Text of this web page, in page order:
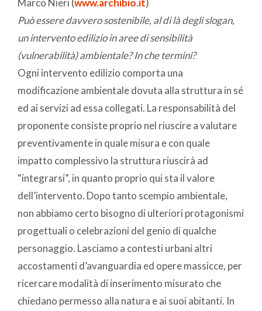
Marco Nieri (www.archibio.it)
Può essere davvero sostenibile, al di là degli slogan,
un intervento edilizio in aree di sensibilità
(vulnerabilità) ambientale? In che termini?
Ogni intervento edilizio comporta una
modificazione ambientale dovuta alla struttura in sé
ed ai servizi ad essa collegati. La responsabilità del
proponente consiste proprio nel riuscire a valutare
preventivamente in quale misura e con quale
impatto complessivo la struttura riuscirà ad
“integrarsi”, in quanto proprio qui sta il valore
dell’intervento. Dopo tanto scempio ambientale,
non abbiamo certo bisogno di ulteriori protagonismi
progettuali o celebrazioni del genio di qualche
personaggio. Lasciamo a contesti urbani altri
accostamenti d’avanguardia ed opere massicce, per
ricercare modalità di inserimento misurato che
chiedano permesso alla natura e ai suoi abitanti. In